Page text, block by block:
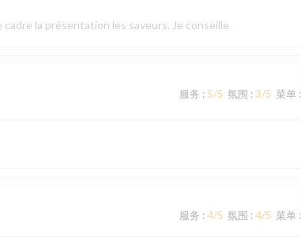
la présentation les saveurs. Je conseille
服务 : 5/5 氛围 : 3/5 菜单:
服务 : 4/5 氛围 : 4/5 菜单: